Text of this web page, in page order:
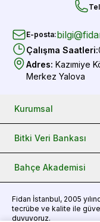
E-posta:
Çalışma Saatleri:
Adres: Kazımiye
Merkez Yalova
Kurumsal
Bitki Veri Bankası
Bahçe Akademisi
Fidan İstanbul, 2005
tecrübe ve kalite ile
duyuyoruz.